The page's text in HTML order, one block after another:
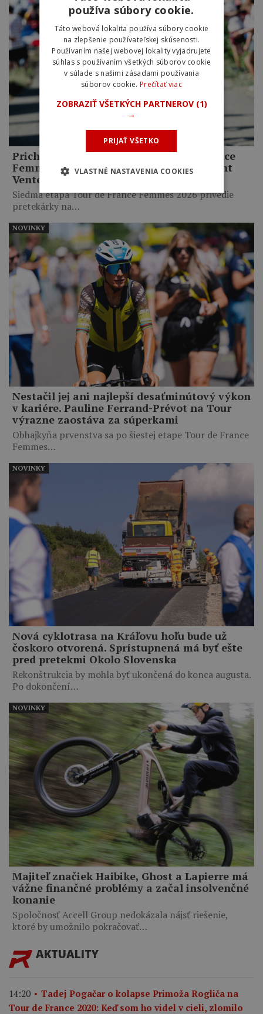
Prichádza najťažšia skúška Tour de France
Femmes. Favoritky čaká legendárny Mont
Ventoux
Siedma etapa Tour de France Femmes 2026 privedie
pretekárky na…
Nestačil jej ani najlepší desaťminútový výkon
v kariére. Pauline Ferrand-Prévot na Tour
výrazne zaostáva za súperkami
Obhajkyňa prvenstva sa po šiestej etape Tour de France
Femmes…
NOVINKY
Nová cyklotrasa na Kráľovu hoľu bude už
čoskoro otvorená. Sprístupnená má byť ešte
pred pretekmi Okolo Slovenska
Rekonštrukcia by mohla byť ukončená do konca augusta.
Po dokončení…
NOVINKY
Majiteľ značiek Haibike, Ghost a Lapierre má
vážne finančné problémy a začal insolvenčné
konanie
Spoločnosť Accell Group nedokázala nájsť riešenie,
ktoré by umožnilo pokračovať…
NOVINKY
AKTUALITY
14:20
Tadej Pogačar o kolapse Primoža Rogliča na
Tour de France 2020: Keď som ho videl v cieli, zlomilo
používa súbory cookie.
Táto webová lokalita používa súbory cookie
na zlepšenie používateľskej skúsenosti.
Používaním našej webovej lokality vyjadrujete
súhlas s používaním všetkých súborov cookie
v súlade s našimi zásadami používania
súborov cookie. Prečítať viac
ZOBRAZIŤ VŠETKÝCH PARTNEROV (1)
→
PRIJAŤ VŠETKO
VLASTNÉ NASTAVENIA COOKIES